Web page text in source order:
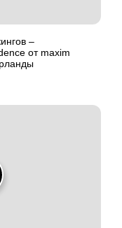
–
от maxim